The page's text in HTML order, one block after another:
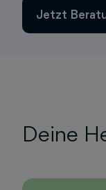
Jetzt
Deine